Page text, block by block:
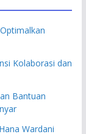
Kolaborasi dan
Bantuan
Wardani